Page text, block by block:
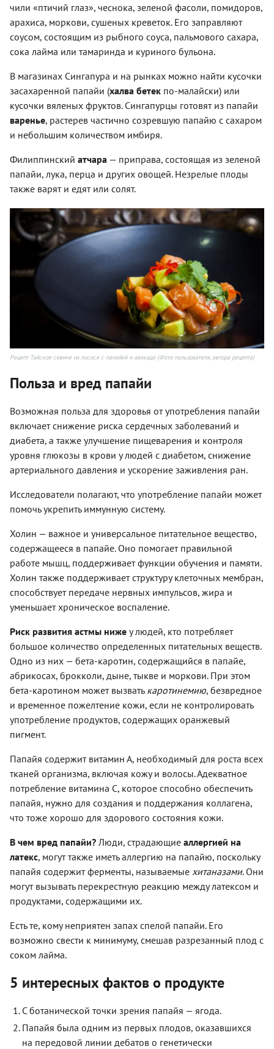
чили «птичий глаз», чеснока, зеленой фасоли, помидоров,
арахиса, моркови, сушеных креветок. Его заправляют
соусом, состоящим из рыбного соуса, пальмового сахара,
сока лайма или тамаринда и куриного бульона.
В магазинах Сингапура и на рынках можно найти кусочки
засахаренной папайи (халва бетек по-малайски) или
кусочки вяленых фруктов. Сингапурцы готовят из папайи
варенье, растерев частично созревшую папайю с сахаром
и небольшим количеством имбиря.
Филиппинский атчара — приправа, состоящая из зеленой
папайи, лука, перца и других овощей. Незрелые плоды
также варят и едят или солят.
Рецепт Тайское севиче из лосося с папайей и авокадо (Фото пользователя, автора рецепта)
Польза и вред папайи
Возможная польза для здоровья от употребления папайи
включает снижение риска сердечных заболеваний и
диабета, а также улучшение пищеварения и контроля
уровня глюкозы в крови у людей с диабетом, снижение
артериального давления и ускорение заживления ран.
Исследователи полагают, что употребление папайи может
помочь укрепить иммунную систему.
Холин — важное и универсальное питательное вещество,
содержащееся в папайе. Оно помогает правильной
работе мышц, поддерживает функции обучения и памяти.
Холин также поддерживает структуру клеточных мембран,
способствует передаче нервных импульсов, жира и
уменьшает хроническое воспаление.
Риск развития астмы ниже у людей, кто потребляет
большое количество определенных питательных веществ.
Одно из них — бета-каротин, содержащийся в папайе,
абрикосах, брокколи, дыне, тыкве и моркови. При этом
бета-каротином может вызвать каротинемию, безвредное
и временное пожелтение кожи, если не контролировать
употребление продуктов, содержащих оранжевый
пигмент.
Папайя содержит витамин А, необходимый для роста всех
тканей организма, включая кожу и волосы. Адекватное
потребление витамина С, которое способно обеспечить
папайя, нужно для создания и поддержания коллагена,
что тоже хорошо для здорового состояния кожи.
В чем вред папайи? Люди, страдающие аллергией на
латекс, могут также иметь аллергию на папайю, поскольку
папайя содержит ферменты, называемые хитаназами. Они
могут вызывать перекрестную реакцию между латексом и
продуктами, содержащими их.
Есть те, кому неприятен запах спелой папайи. Его
возможно свести к минимуму, смешав разрезанный плод с
соком лайма.
5 интересных фактов о продукте
С ботанической точки зрения папайя — ягода.
Папайя была одним из первых плодов, оказавшихся
на передовой линии дебатов о генетически